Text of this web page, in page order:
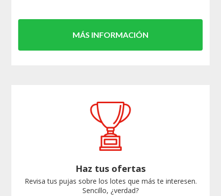
MÁS INFORMACIÓN
Haz tus ofertas
Revisa tus pujas sobre los lotes que más te interesen.
Sencillo, ¿verdad?